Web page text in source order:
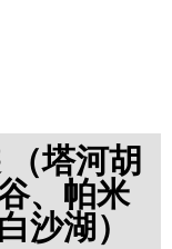
塔河胡
、帕米
沙湖）